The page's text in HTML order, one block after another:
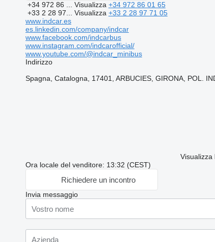
+34 972 86 ... Visualizza +34 972 86 01 65
+33 2 28 97... Visualizza +33 2 28 97 71 05
www.indcar.es
es.linkedin.com/company/indcar
www.facebook.com/indcarbus
www.instagram.com/indcarofficial/
www.youtube.com/@indcar_minibus
Indirizzo
Spagna, Catalogna, 17401, ARBUCIES, GIRONA, POL.
Visualizza
Ora locale del venditore: 13:32 (CEST)
Richiedere un incontro
Invia messaggio